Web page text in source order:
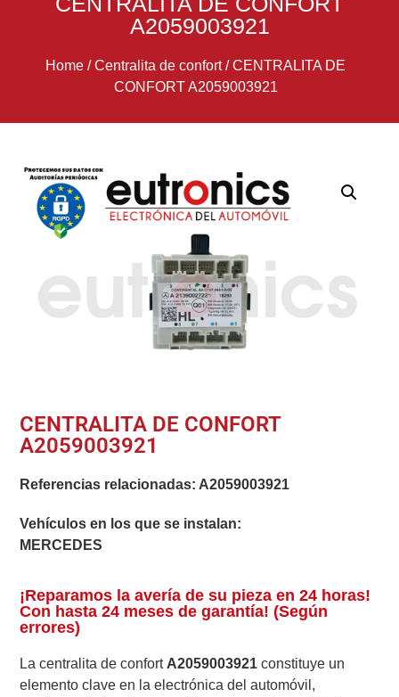
A2059003921
Home /Centralita de confort/CENTRALITA DE
CONFORT A2059003921
CENTRALITA DE CONFORT
A2059003921
Referencias relacionadas: A2059003921
Vehículos en los que se instalan:
MERCEDES
¡Reparamos la avería de su pieza en 24 horas!
Con hasta 24 meses de garantía! (Según
errores)
La centralita de confort A2059003921 constituye un
elemento clave en la electrónica del automóvil,